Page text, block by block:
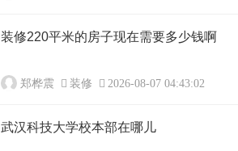
装修220平米的房子现在需要多少钱啊
郑桦震 装修 2026-08-07 04:43:02
武汉科技大学校本部在哪儿